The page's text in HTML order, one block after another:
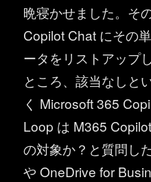
晩寝かせました。そ
Copilot Chat にその
ータをリストアップ
ところ、該当なしと
く Microsoft 365
Loop は M365
の対象か？と質問し
や OneDrive for